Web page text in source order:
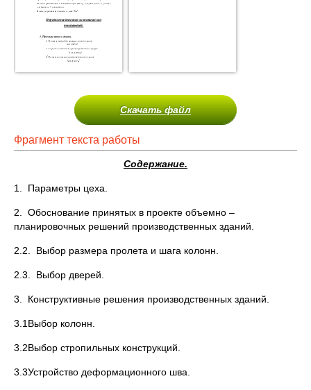
Скачать файл
Фрагмент текста работы
Содержание.
1. Параметры цеха.
2. Обоснование принятых в проекте объемно –
планировочных решений производственных зданий.
2.2. Выбор размера пролета и шага колонн.
2.3. Выбор дверей.
3. Конструктивные решения производственных зданий.
3.1Выбор колонн.
3.2Выбор стропильных конструкций.
3.3Устройство деформационного шва.